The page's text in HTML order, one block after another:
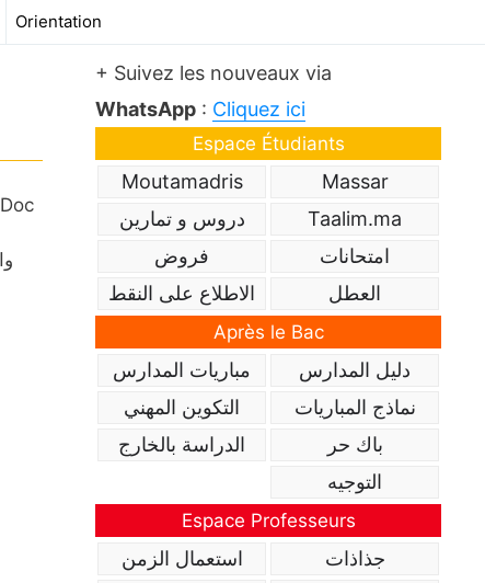
Orientation
+ Suivez les nouveaux via
WhatsApp : Cliquez ici
Espace Étudiants
Massar
Moutamadris
Taalim.ma
دروس و تمارين
امتحانات
فروض
العطل
الاطلاع على النقط
Après le Bac
دليل المدارس
مباريات المدارس
نماذج المباريات
التكوين المهني
باك حر
الدراسة بالخارج
التوجيه
Espace Professeurs
جذاذات
استعمال الزمن